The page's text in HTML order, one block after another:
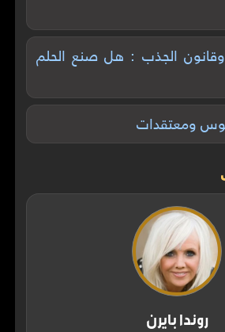
الجذب : هل صنع الحلم
ومعتقدات
روندا بايرن